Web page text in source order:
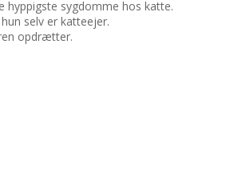
hyppigste sygdomme hos katte.
selv er katteejer.
opdrætter.